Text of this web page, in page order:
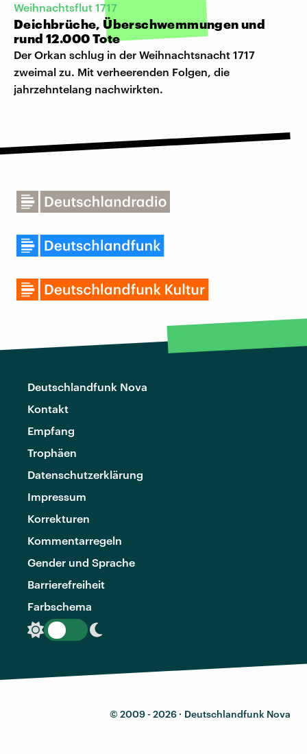
Weihnachtsflut 1717
Deichbrüche, Überschwemmungen und
rund 12.000 Tote
Der Orkan schlug in der Weihnachtsnacht 1717
zweimal zu. Mit verheerenden Folgen, die
jahrzehntelang nachwirkten.
Deutschlandfunk Nova
Kontakt
Empfang
Trophäen
Datenschutzerklärung
Impressum
Korrekturen
Kommentarregeln
Gender und Sprache
Barrierefreiheit
Farbschema
© 2009 - 2026 · Deutschlandfunk Nova